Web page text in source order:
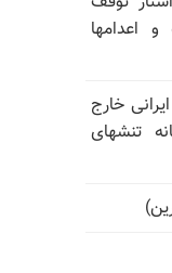
اعدامها
خارج
تنشهای